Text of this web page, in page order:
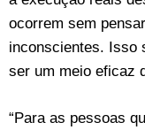
ocorrem sem
inconscientes. Isso
ser um meio eficaz
“Para as pessoas